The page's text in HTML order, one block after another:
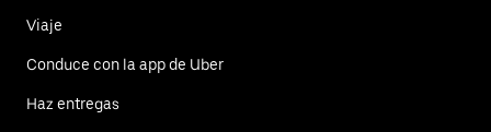
Viaje
Conduce con la app de Uber
Haz entregas